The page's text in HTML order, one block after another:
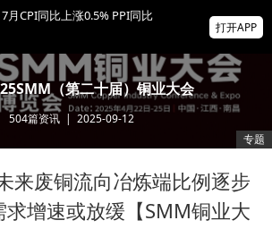
月CPI同比上涨0.5% PPI同比
加息预期 美元周线两连跌 金属
属周线大反攻【隔夜行情】
大会圆满落幕！大咖云集 共
打开APP
（第二十届）铜业大会
504篇资讯 | 2025-09-12
专题
来废铜流向冶炼端比例逐步
增速或放缓【SMM铜业大